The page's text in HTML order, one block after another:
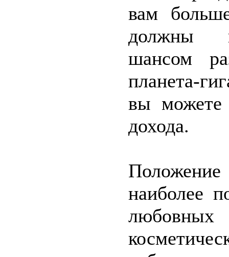
вам
должны
шансом
планета-
вы можете
дохода.
наиболее